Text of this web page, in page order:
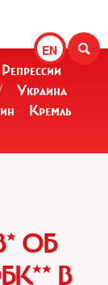
EN
Репрессии
Украина
Кремль
ОБ
В